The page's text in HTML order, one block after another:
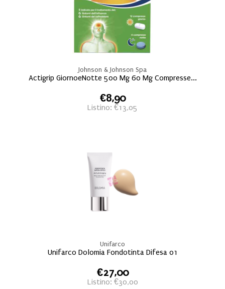
Johnson & Johnson Spa
Actigrip GiornoeNotte 500 Mg 60 Mg Compresse...
€8,90
Listino: €13,05
Unifarco
Unifarco Dolomia Fondotinta Difesa 01
€27,00
Listino: €30,00